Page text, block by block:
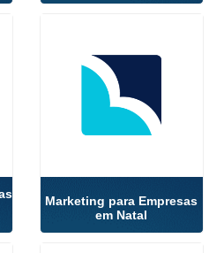
Marketing para Empresas
em Natal